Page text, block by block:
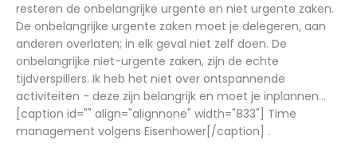
resteren de onbelangrijke urgente en niet urgente zaken.
De onbelangrijke urgente zaken moet je delegeren, aan
anderen overlaten; in elk geval niet zelf doen. De
onbelangrijke niet-urgente zaken, zijn de echte
tijdverspillers. Ik heb het niet over ontspannende
activiteiten - deze zijn belangrijk en moet je inplannen...
[caption id="" align="alignnone" width="833"] Time
management volgens Eisenhower[/caption] .